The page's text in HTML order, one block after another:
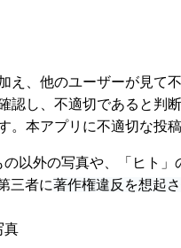
え、他のユーザーが見て
認し、不適切であると判
本アプリに不適切な投
以外の写真や、「ヒト」
三者に著作権違反を想起
真